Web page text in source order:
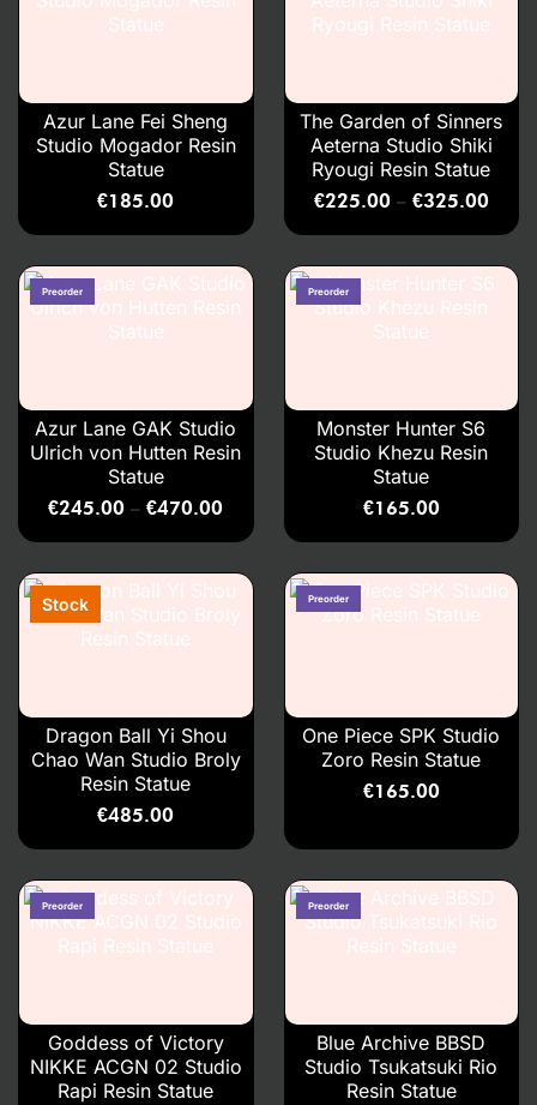
Azur Lane Fei Sheng
Studio Mogador Resin
Statue
€185.00
The Garden of Sinners
Aeterna Studio Shiki
Ryougi Resin Statue
€225.00 – €325.00
Azur Lane GAK Studio
Ulrich von Hutten Resin
Statue
€245.00 – €470.00
Monster Hunter S6
Studio Khezu Resin
Statue
€165.00
Dragon Ball Yi Shou
Chao Wan Studio Broly
Resin Statue
€485.00
One Piece SPK Studio
Zoro Resin Statue
€165.00
Goddess of Victory
NIKKE ACGN 02 Studio
Rapi Resin Statue
Blue Archive BBSD
Studio Tsukatsuki Rio
Resin Statue